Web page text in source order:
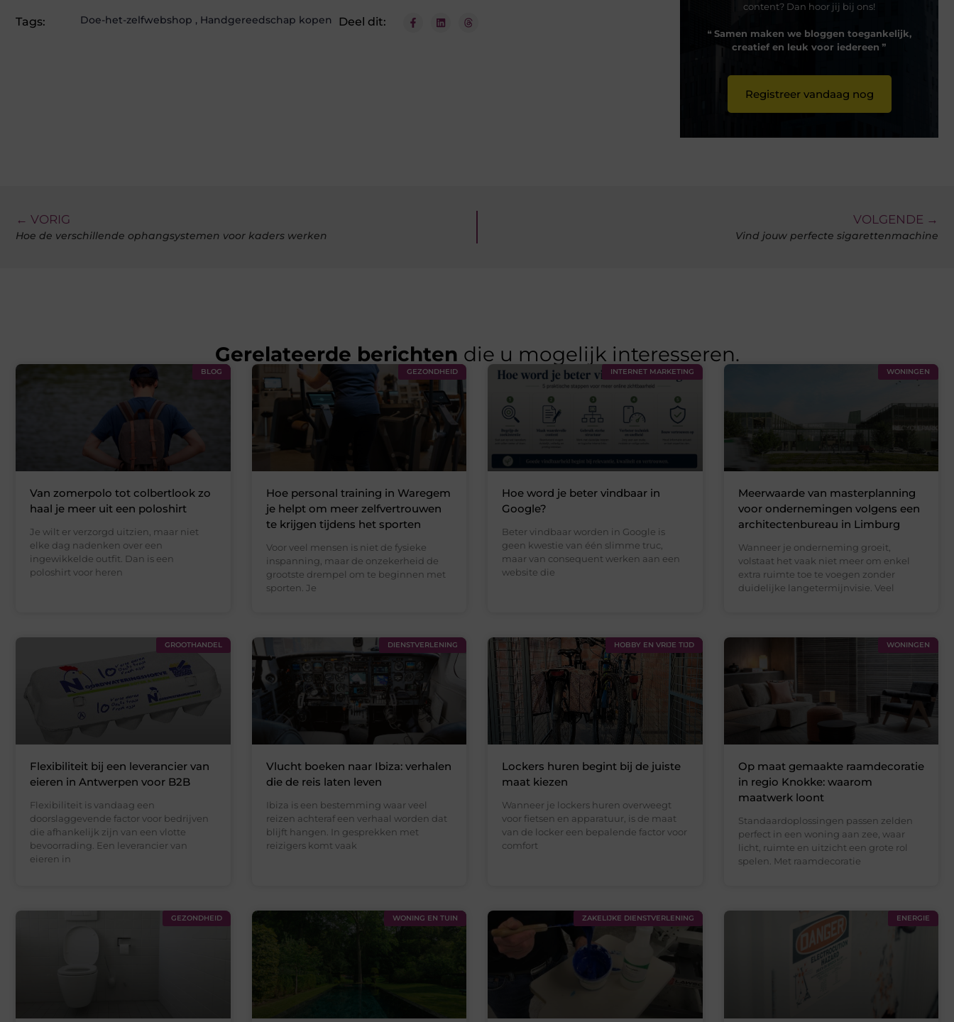
Tags: Doe-het-zelfwebshop , Handgereedschap kopen Deel dit:
content? Dan hoor jij bij ons!
❝ Samen maken we bloggen toegankelijk,
creatief en leuk voor iedereen ❞
Registreer vandaag nog
← VORIG
Hoe de verschillende ophangsystemen voor kaders werken
VOLGENDE →
Vind jouw perfecte sigarettenmachine
Gerelateerde berichten die u mogelijk interesseren.
BLOG
Van zomerpolo tot colbertlook zo
haal je meer uit een poloshirt
Je wilt er verzorgd uitzien, maar niet
elke dag nadenken over een
ingewikkelde outfit. Dan is een
poloshirt voor heren
GEZONDHEID
Hoe personal training in Waregem
je helpt om meer zelfvertrouwen
te krijgen tijdens het sporten
Voor veel mensen is niet de fysieke
inspanning, maar de onzekerheid de
grootste drempel om te beginnen met
sporten. Je
INTERNET MARKETING
Hoe word je beter vindbaar in
Google?
Beter vindbaar worden in Google is
geen kwestie van één slimme truc,
maar van consequent werken aan een
website die
WONINGEN
Meerwaarde van masterplanning
voor ondernemingen volgens een
architectenbureau in Limburg
Wanneer je onderneming groeit,
volstaat het vaak niet meer om enkel
extra ruimte toe te voegen zonder
duidelijke langetermijnvisie. Veel
GROOTHANDEL
Flexibiliteit bij een leverancier van
eieren in Antwerpen voor B2B
Flexibiliteit is vandaag een
doorslaggevende factor voor bedrijven
die afhankelijk zijn van een vlotte
bevoorrading. Een leverancier van
eieren in
DIENSTVERLENING
Vlucht boeken naar Ibiza: verhalen
die de reis laten leven
Ibiza is een bestemming waar veel
reizen achteraf een verhaal worden dat
blijft hangen. In gesprekken met
reizigers komt vaak
HOBBY EN VRIJE TIJD
Lockers huren begint bij de juiste
maat kiezen
Wanneer je lockers huren overweegt
voor fietsen en apparatuur, is de maat
van de locker een bepalende factor voor
comfort
WONINGEN
Op maat gemaakte raamdecoratie
in regio Knokke: waarom
maatwerk loont
Standaardoplossingen passen zelden
perfect in een woning aan zee, waar
licht, ruimte en uitzicht een grote rol
spelen. Met raamdecoratie
GEZONDHEID WONING EN TUIN ZAKELIJKE DIENSTVERLENING ENERGIE